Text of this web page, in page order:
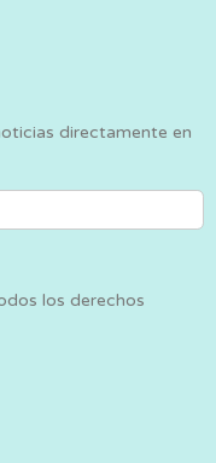
directamente en
los derechos